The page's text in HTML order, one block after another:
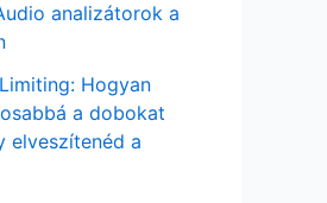
analizátorok a
Hogyan
a dobokat
elveszítenéd a